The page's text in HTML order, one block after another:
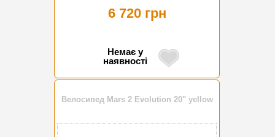
6 720 грн
Немає у
наявності
Велосипед Mars 2 Evolution 20" yellow